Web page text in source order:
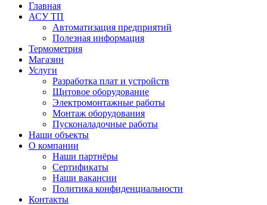
Главная
АСУ ТП
Автоматизация предприятий
Полезная информация
Термометрия
Магазин
Услуги
Разработка плат и устройств
Щитовое оборудование
Электромонтажные работы
Монтаж оборудования
Пусконаладочные работы
Наши объекты
О компании
Наши партнёры
Сертификаты
Наши вакансии
Политика конфиденциальности
Контакты